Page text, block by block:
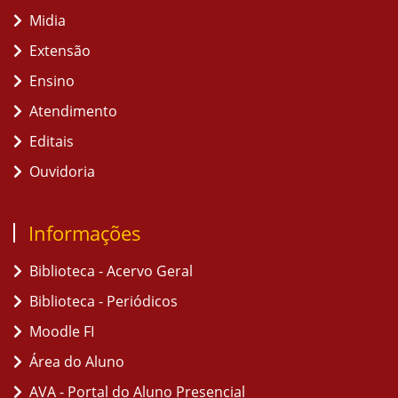
Midia
Extensão
Ensino
Atendimento
Editais
Ouvidoria
Informações
Biblioteca - Acervo Geral
Biblioteca - Periódicos
Moodle FI
Área do Aluno
AVA - Portal do Aluno Presencial